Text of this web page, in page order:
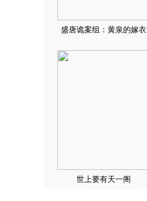
盛唐诡案组：黄泉的嫁衣
世上要有天一阁